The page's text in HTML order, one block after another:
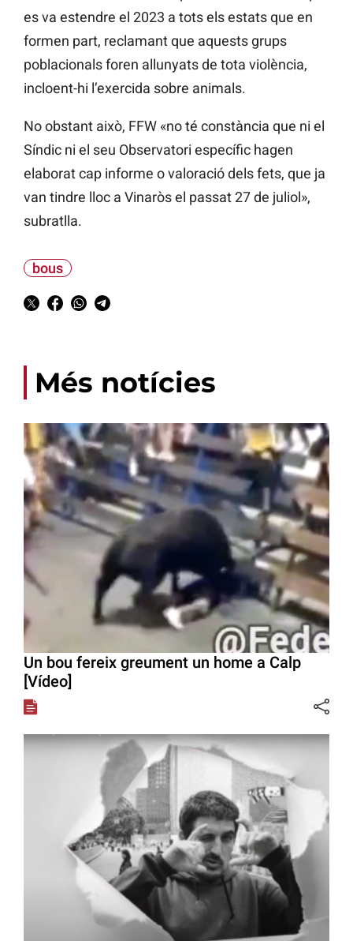
es va estendre el 2023 a tots els estats que en
formen part, reclamant que aquests grups
poblacionals foren allunyats de tota violència,
incloent-hi l’exercida sobre animals.
No obstant això, FFW «no té constància que ni el
Síndic ni el seu Observatori específic hagen
elaborat cap informe o valoració dels fets, que ja
van tindre lloc a Vinaròs el passat 27 de juliol»,
subratlla.
bous
Més notícies
Un bou fereix greument un home a Calp
[Vídeo]